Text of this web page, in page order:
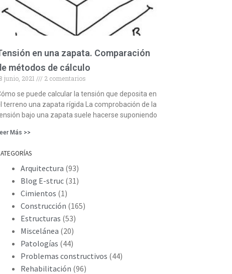
en una zapata. Comparación
métodos de cálculo
junio, 2021
2 comentarios
se puede calcular la tensión que deposita en
terreno una zapata rígida La comprobación de la
bajo una zapata suele hacerse suponiendo
Más >>
Arquitectura (93)
Blog E-struc (31)
Cimientos (1)
Construcción (165)
Estructuras (53)
Miscelánea (20)
Patologías (44)
Problemas constructivos (44)
Rehabilitación (96)